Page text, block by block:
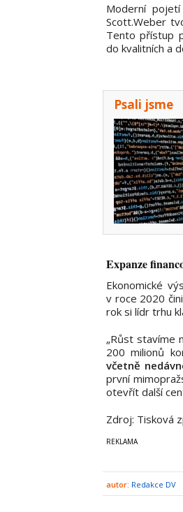
Moderní
Scott.Weber
Tento přístup
do kvalitních a
Psali jsme
Expanze
Ekonomické
v roce 2020
rok si lídr trhu
„Růst stavíme
200 milionů
včetně
první
otevřít další
Zdroj: Tisková
autor: Redakce DV